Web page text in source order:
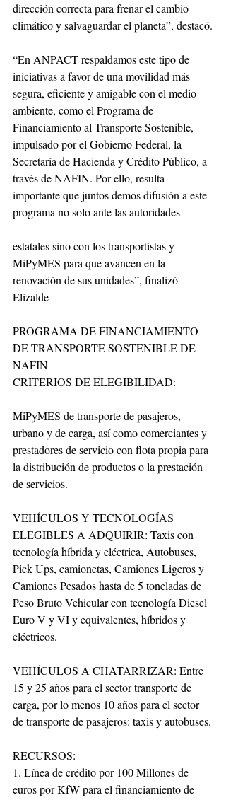
dirección correcta para frenar el cambio
climático y salvaguardar el planeta”, destacó.
“En ANPACT respaldamos este tipo de
iniciativas a favor de una movilidad más
segura, eficiente y amigable con el medio
ambiente, como el Programa de
Financiamiento al Transporte Sostenible,
impulsado por el Gobierno Federal, la
Secretaría de Hacienda y Crédito Público, a
través de NAFIN. Por ello, resulta
importante que juntos demos difusión a este
programa no solo ante las autoridades
estatales sino con los transportistas y
MiPyMES para que avancen en la
renovación de sus unidades”, finalizó
Elizalde
PROGRAMA DE FINANCIAMIENTO
DE TRANSPORTE SOSTENIBLE DE
NAFIN
CRITERIOS DE ELEGIBILIDAD:
MiPyMES de transporte de pasajeros,
urbano y de carga, así como comerciantes y
prestadores de servicio con flota propia para
la distribución de productos o la prestación
de servicios.
VEHÍCULOS Y TECNOLOGÍAS
ELEGIBLES A ADQUIRIR: Taxis con
tecnología híbrida y eléctrica, Autobuses,
Pick Ups, camionetas, Camiones Ligeros y
Camiones Pesados hasta de 5 toneladas de
Peso Bruto Vehicular con tecnología Diesel
Euro V y VI y equivalentes, híbridos y
eléctricos.
VEHÍCULOS A CHATARRIZAR: Entre
15 y 25 años para el sector transporte de
carga, por lo menos 10 años para el sector
de transporte de pasajeros: taxis y autobuses.
RECURSOS:
1. Línea de crédito por 100 Millones de
euros por KfW para el financiamiento de